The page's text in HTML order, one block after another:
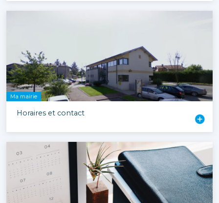
Ma mairie
Horaires et contact